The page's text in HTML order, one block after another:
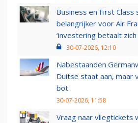
Business en First Class
belangrijker voor Air
‘investering betaalt zich
30-07-2026, 12:10
Nabestaanden
Duitse staat aan, maar
bot
30-07-2026, 11:58
Vraag naar vliegtickets